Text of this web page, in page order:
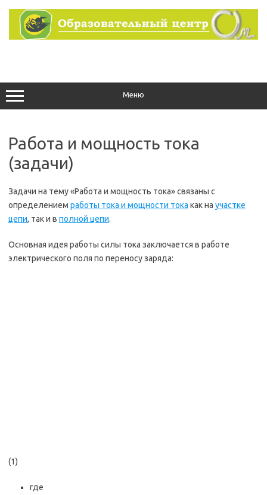
содержимому
Меню
Работа и мощность тока
(задачи)
Задачи на тему «Работа и мощность тока» связаны с
определением работы тока и мощности тока как на участке
цепи, так и в полной цепи.
Основная идея работы силы тока заключается в работе
электрического поля по переносу заряда:
(1)
где